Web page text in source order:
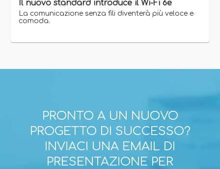
Il nuovo standard introduce il Wi-Fi 6e
La comunicazione senza fili diventerà più veloce e
comoda.
PRONTO A UN NUOVO
PROGETTO DI SUCCESSO?
INVIACI UNA EMAIL DI
PRESENTAZIONE PER